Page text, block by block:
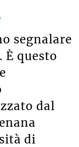
segnalare
. È questo
dal
di